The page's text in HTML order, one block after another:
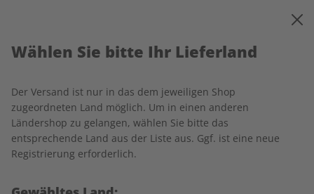
Startseite Deutsch perfekt Wunschabo
Jetzt Ihr Deutsch perfekt-
Wunschabo auswählen:
Wählen Sie bitte Ihr Lieferland
Der Versand ist nur in das dem jeweiligen Shop
zugeordneten Land möglich. Um in einen anderen
Ländershop zu gelangen, wählen Sie bitte das
entsprechende Land aus der Liste aus. Ggf. ist eine neue
Registrierung erforderlich.